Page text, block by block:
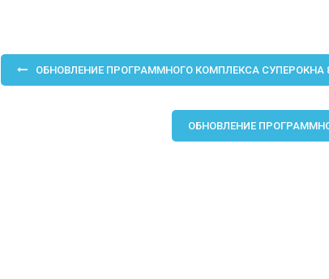
Навигация
ОБНОВЛЕНИЕ ПРОГРАММНОГО КОМПЛЕКСА СУПЕРОКНА
ОБНОВЛЕНИЕ